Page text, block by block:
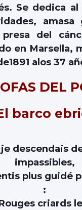
Se dedica
amasa
presa del
en Marsella,
alos 37
DEL
barco
descendais
impassibles,
plus guidé
:
criards